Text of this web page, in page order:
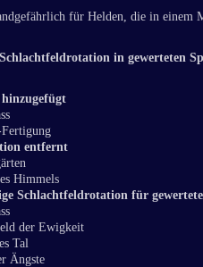
für Helden, die in einem
in gewerteten
entfernt
Himmels
Schlachtfeldrotation für
der Ewigkeit
Tal
Ängste